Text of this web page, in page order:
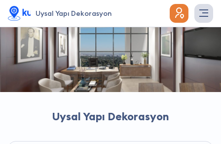
Uysal Yapı Dekorasyon
Uysal Yapı Dekorasyon